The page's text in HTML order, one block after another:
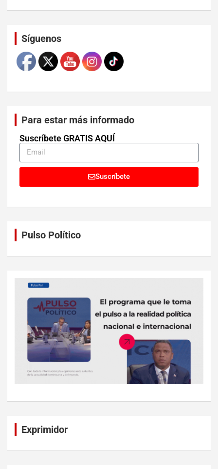
Síguenos
Para estar más informado
Suscríbete GRATIS AQUÍ
Suscríbete
Pulso Político
Exprimidor